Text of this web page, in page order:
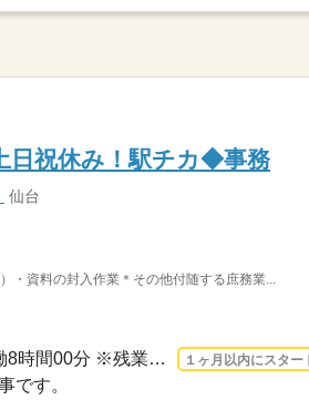
日祝休み！駅チカ◆事務
仙台
・資料の封入作業＊その他付随する庶務業...
長期 2026/8/17〜 / 09：00-18：00（休憩60分）実働8時間00分 ※残業時間：月5時間～10... １ヶ月以内にスター
です。